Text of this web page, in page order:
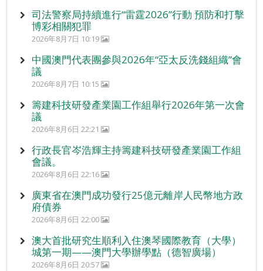
司法警察局持續進行“雷霆2026”行動 預防和打擊
博彩相關犯罪
2026年8月7日 10:19
中國澳門代表團參與2026年“亞太反洗錢組織”會
議
2026年8月7日 10:15
籌建科技研發產業園工作組舉行2026年第一次會
議
2026年8月6日 22:21
行政長官岑浩輝主持籌建科技研發產業園工作組
會議。
2026年8月6日 22:16
廣東省在澳門成功發行25億元離岸人民幣地方政
府債券
2026年8月6日 22:00
澳大首批研究生順利入住澳琴國際教育（大學）
城第一期——澳門大學辦學點（德智廣場）
2026年8月6日 20:57